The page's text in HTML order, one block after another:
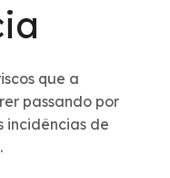
que a
passando por
incidências de